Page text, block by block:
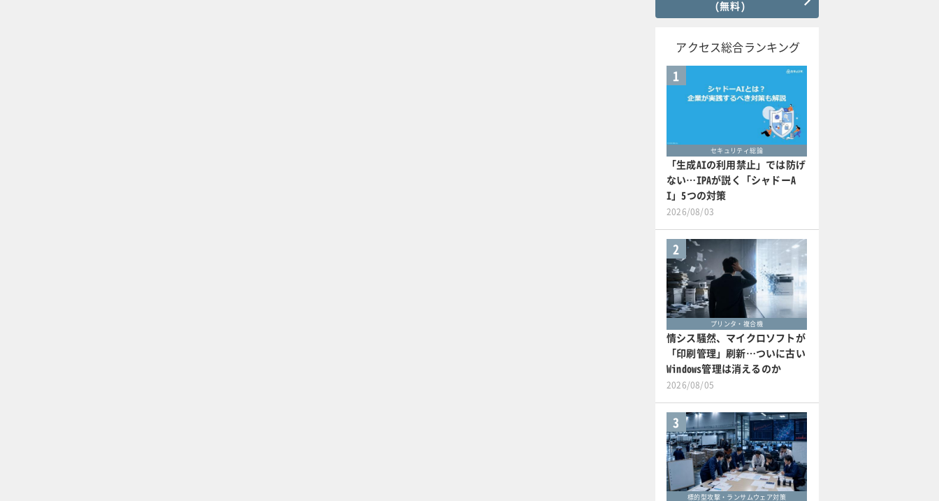
(無料)
アクセス総合ランキング
1
セキュリティ総論
「生成AIの利用禁止」では防げ
ない…IPAが説く「シャドーA
I」5つの対策
2026/08/03
2
プリンタ・複合機
情シス騒然、マイクロソフトが
「印刷管理」刷新…ついに古い
Windows管理は消えるのか
2026/08/05
3
標的型攻撃・ランサムウェア対策